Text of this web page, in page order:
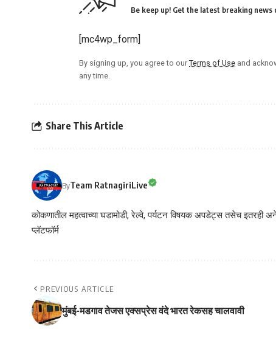
Be keep up! Get the latest breaking
[mc4wp_form]
By signing up, you agree to our Terms of Use and
any time.
Share This Article
ByTeam RatnagiriLive
कोकणातील महत्वाच्या घडामोडी, रेल्वे, पर्यटन विषयक अपडेट्स तसेच इतरही अनेक
प्लॅटफॉर्म
PREVIOUS ARTICLE
मुंबई-मडगाव तेजस एक्सप्रेस वंदे भारत रेकसह चालवावी